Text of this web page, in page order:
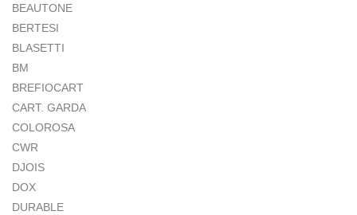
BEAUTONE
BERTESI
BLASETTI
BM
BREFIOCART
CART. GARDA
COLOROSA
CWR
DJOIS
DOX
DURABLE